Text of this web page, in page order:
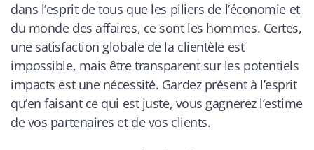
dans l’esprit de tous que les piliers de l’économie et
du monde des affaires, ce sont les hommes. Certes,
une satisfaction globale de la clientèle est
impossible, mais être transparent sur les potentiels
impacts est une nécessité. Gardez présent à l’esprit
qu’en faisant ce qui est juste, vous gagnerez l’estime
de vos partenaires et de vos clients.